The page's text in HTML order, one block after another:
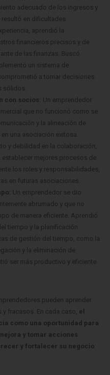
adecuado de los ingresos y
en dificultades
aprendió la
financieros precisos y de
de las finanzas. Buscó
un sistema de
a tomar decisiones
sólidos.
con socios: Un emprendedor
que no funcionó como se
y la alineación de
una asociación exitosa.
y debilidad en la colaboración,
establecer mejores procesos de
los roles y responsabilidades,
en futuras asociaciones.
Un emprendedor se dio
abrumado y que no
de manera eficiente. Aprendió
tiempo y la planificación
de gestión del tiempo, como la
y la eliminación de
ser más productivo y eficiente
pueden aprender
fracasos. En cada caso, el
como una oportunidad para
y tomar acciones
y fortalecer su negocio